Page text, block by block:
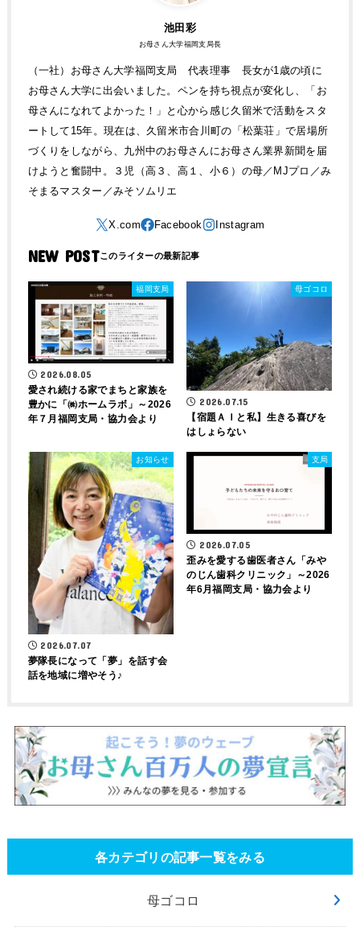
池田彩
お母さん大学福岡支局長
（一社）お母さん大学福岡支局 代表理事 長女が1歳の頃に
お母さん大学に出会いました。ペンを持ち視点が変化し、「お
母さんになれてよかった！」と心から感じ久留米で活動をスタ
ートして15年。現在は、久留米市合川町の「松葉荘」で居場所
づくりをしながら、九州中のお母さんにお母さん業界新聞を届
けようと奮闘中。３児（高３、高１、小６）の母／MJプロ／み
そまるマスター／みそソムリエ
NEW POST
福岡支局
2026.08.05
愛され続ける家でまちと家族を
豊かに「㈱ホームラボ」～2026
年７月福岡支局・協力会より
母ゴコロ
2026.07.15
【宿題ＡＩと私】生きる喜びを
はしょらない
お知らせ
2026.07.07
夢隊長になって「夢」を話す会
話を地域に増やそう♪
支局
2026.07.05
歪みを愛する歯医者さん「みや
のじん歯科クリニック」～2026
年6月福岡支局・協力会より
各カテゴリの記事一覧をみる
母ゴコロ